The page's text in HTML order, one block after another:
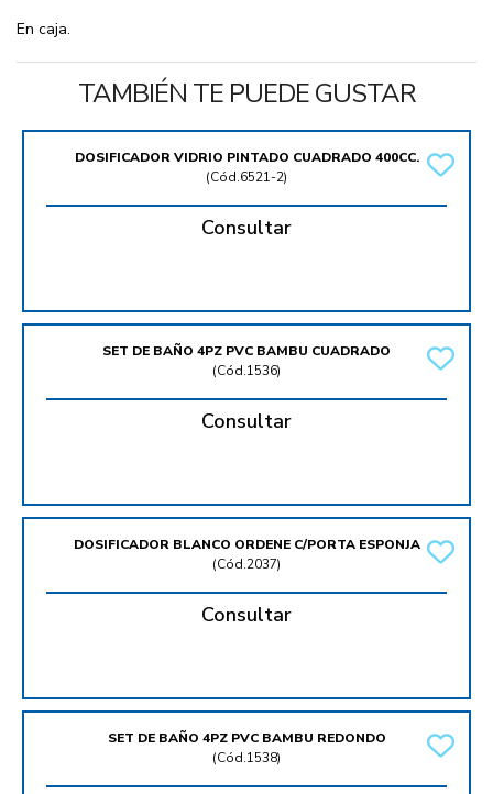
En caja.
TAMBIÉN TE PUEDE GUSTAR
DOSIFICADOR VIDRIO PINTADO CUADRADO 400CC.
(Cód.6521-2)
Consultar
SET DE BAÑO 4PZ PVC BAMBU CUADRADO
(Cód.1536)
Consultar
DOSIFICADOR BLANCO ORDENE C/PORTA ESPONJA
(Cód.2037)
Consultar
SET DE BAÑO 4PZ PVC BAMBU REDONDO
(Cód.1538)